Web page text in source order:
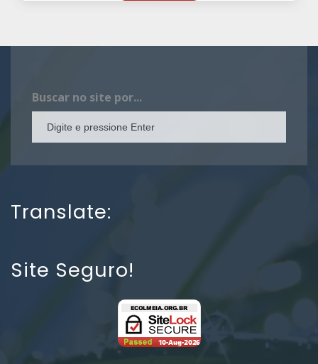
Buscar no site por...
Translate:
Site Seguro!